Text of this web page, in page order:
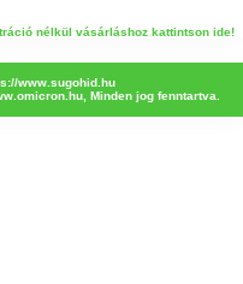
nélkül vásárláshoz kattintson ide!
www.sugohid.hu
, Minden jog fenntartva.